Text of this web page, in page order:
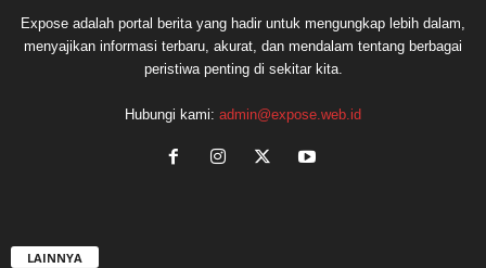
Expose adalah portal berita yang hadir untuk mengungkap lebih dalam,
menyajikan informasi terbaru, akurat, dan mendalam tentang berbagai
peristiwa penting di sekitar kita.
Hubungi kami: admin@expose.web.id
LAINNYA